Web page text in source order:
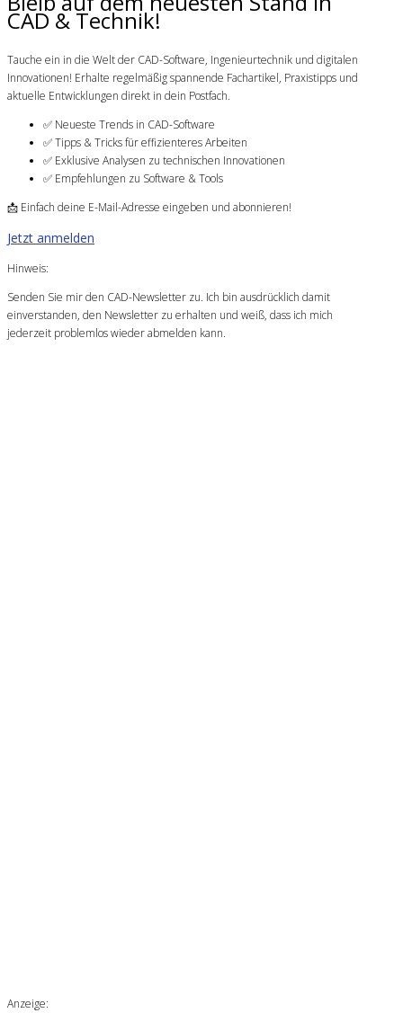
CAD & Technik!
Tauche ein in die Welt der CAD-Software, Ingenieurtechnik und digitalen
Innovationen! Erhalte regelmäßig spannende Fachartikel, Praxistipps und
aktuelle Entwicklungen direkt in dein Postfach.
✅ Neueste Trends in CAD-Software
✅ Tipps & Tricks für effizienteres Arbeiten
✅ Exklusive Analysen zu technischen Innovationen
✅ Empfehlungen zu Software & Tools
📩 Einfach deine E-Mail-Adresse eingeben und abonnieren!
Jetzt anmelden
Hinweis:
Senden Sie mir den CAD-Newsletter zu. Ich bin ausdrücklich damit
einverstanden, den Newsletter zu erhalten und weiß, dass ich mich
jederzeit problemlos wieder abmelden kann.
Anzeige: